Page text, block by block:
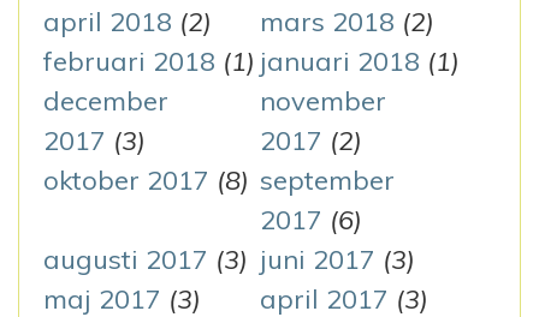
april 2018 (2) mars 2018 (2)
februari 2018 (1) januari 2018 (1)
december
2017 (3)
november
2017 (2)
oktober 2017 (8) september
2017 (6)
augusti 2017 (3) juni 2017 (3)
maj 2017 (3) april 2017 (3)